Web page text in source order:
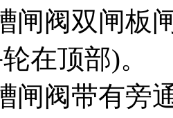
阀双闸板闸
在顶部)。
阀带有旁通